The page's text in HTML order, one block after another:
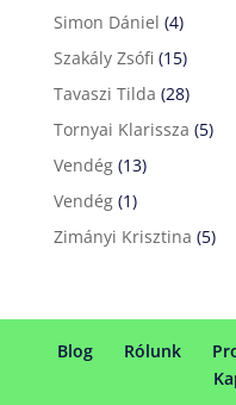
Simon Dániel (4)
Szakály Zsófi (15)
Tavaszi Tilda (28)
Tornyai Klarissza (5)
Vendég(13)
Vendég(1)
Zimányi Krisztina (5)
Blog Rólunk